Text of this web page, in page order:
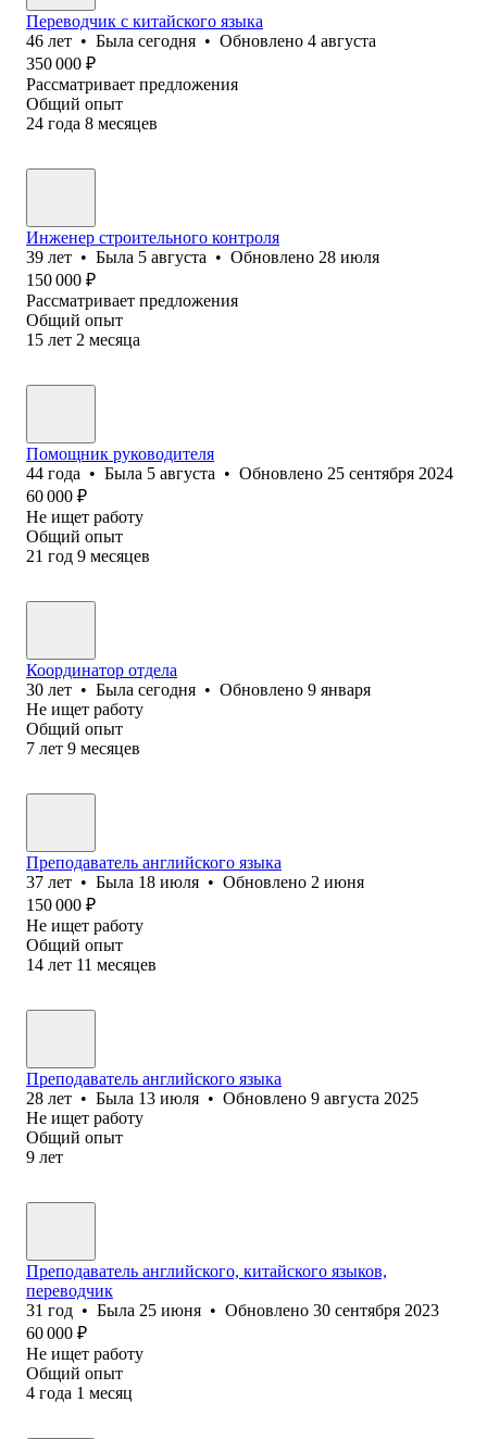
Переводчик с китайского языка
46 лет • Была сегодня • Обновлено 4 августа
350 000 ₽
Рассматривает предложения
Общий опыт
24 года 8 месяцев
Инженер строительного контроля
39 лет • Была 5 августа • Обновлено 28 июля
150 000 ₽
Рассматривает предложения
Общий опыт
15 лет 2 месяца
Помощник руководителя
44 года • Была 5 августа • Обновлено 25 сентября 2024
60 000 ₽
Не ищет работу
Общий опыт
21 год 9 месяцев
Координатор отдела
30 лет • Была сегодня • Обновлено 9 января
Не ищет работу
Общий опыт
7 лет 9 месяцев
Преподаватель английского языка
37 лет • Была 18 июля • Обновлено 2 июня
150 000 ₽
Не ищет работу
Общий опыт
14 лет 11 месяцев
Преподаватель английского языка
28 лет • Была 13 июля • Обновлено 9 августа 2025
Не ищет работу
Общий опыт
9 лет
Преподаватель английского, китайского языков,
переводчик
31 год • Была 25 июня • Обновлено 30 сентября 2023
60 000 ₽
Не ищет работу
Общий опыт
4 года 1 месяц